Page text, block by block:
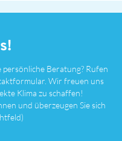
Beratung? Rufen
Wir freuen uns
Klima zu schaffen!
und überzeugen Sie sich